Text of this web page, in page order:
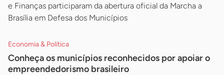
e Finanças participaram da abertura oficial da Marcha a
Brasília em Defesa dos Municípios
Economia & Política
Conheça os municípios reconhecidos por apoiar o
empreendedorismo brasileiro